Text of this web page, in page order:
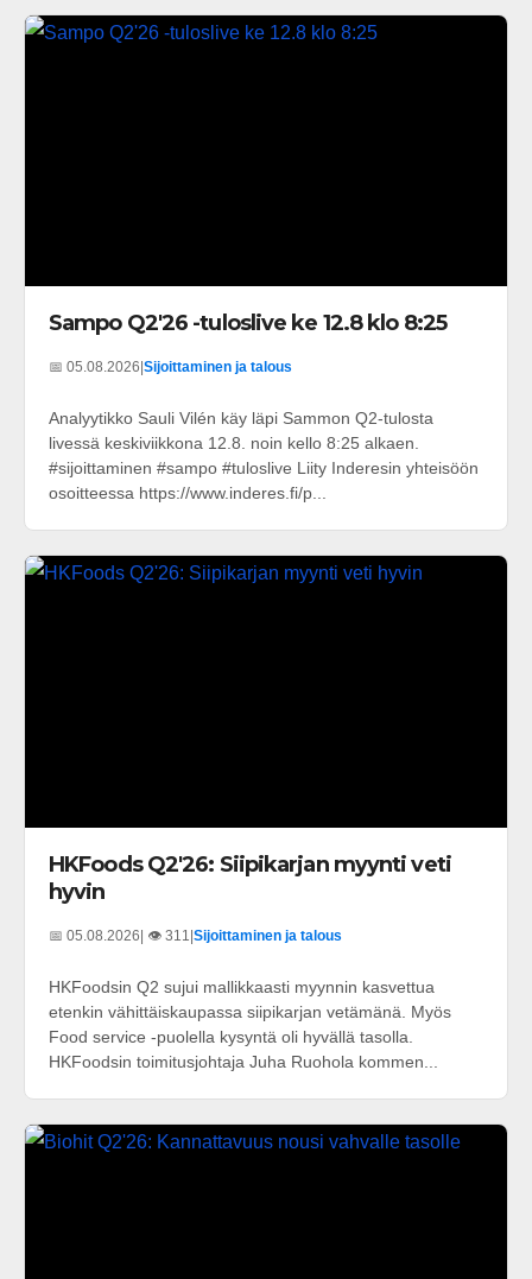
Sampo Q2'26 -tuloslive ke 12.8 klo 8:25
📅 05.08.2026 Sijoittaminen ja talous
Analyytikko Sauli Vilén käy läpi Sammon Q2-tulosta
livessä keskiviikkona 12.8. noin kello 8:25 alkaen.
#sijoittaminen #sampo #tuloslive Liity Inderesin yhteisöön
osoitteessa https://www.inderes.fi/p...
HKFoods Q2'26: Siipikarjan myynti veti
hyvin
📅 05.08.2026| 👁️ 311 |Sijoittaminen ja talous
HKFoodsin Q2 sujui mallikkaasti myynnin kasvettua
etenkin vähittäiskaupassa siipikarjan vetämänä. Myös
Food service -puolella kysyntä oli hyvällä tasolla.
HKFoodsin toimitusjohtaja Juha Ruohola kommen...